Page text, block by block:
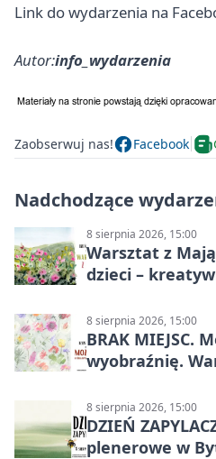
Link do wydarzenia na
Autor:info_wydarzenia
Zaobserwuj nas! Facebook
Nadchodzące
8 sierpnia 2026, 15:00
Warsztat z
dzieci –
8 sierpnia 2026, 15:00
BRAK MIEJSC.
wyobraźnię.
8 sierpnia 2026, 15:00
DZIEŃ
plenerowe w